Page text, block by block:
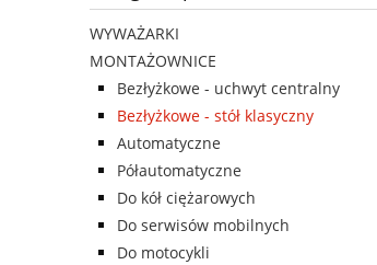
WYWAŻARKI
MONTAŻOWNICE
Bezłyżkowe - uchwyt centralny
Bezłyżkowe - stół klasyczny
Automatyczne
Półautomatyczne
Do kół ciężarowych
Do serwisów mobilnych
Do motocykli